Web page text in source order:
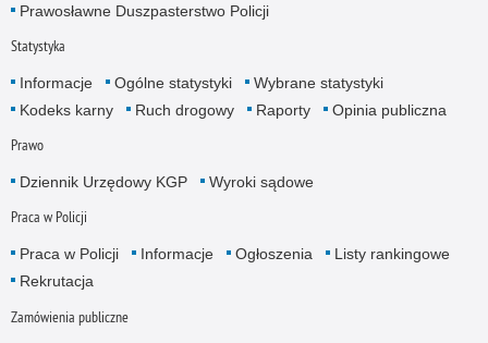
Prawosławne Duszpasterstwo Policji
Statystyka
Informacje Ogólne statystyki
Wybrane statystyki
Kodeks karny
Ruch drogowy Raporty Opinia publiczna
Prawo
Dziennik Urzędowy KGP Wyroki sądowe
Praca w Policji
Praca w Policji Informacje Ogłoszenia
Listy rankingowe
Rekrutacja
Zamówienia publiczne